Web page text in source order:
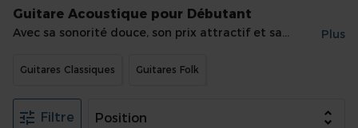
Guitare Acoustique pour Débutant
Avec sa sonorité douce, son prix attractif et sa
prendre en main, cet instrument à cordes convivial
bonne !
Plus
Guitares Classiques Guitares Folk
Filtre